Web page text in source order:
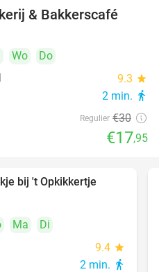
40%
& Bakkerscafé
Wo
Do
9.3 star
2 min. directions_walk
Regulier €30
€17,95
bij 't Opkikkertje
Ma
Di
9.4 star
2 min. directions_walk